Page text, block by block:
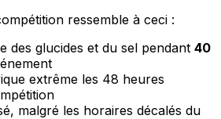
ressemble à ceci :
des glucides et du sel pendant 40
extrême les 48 heures
malgré les horaires décalés du